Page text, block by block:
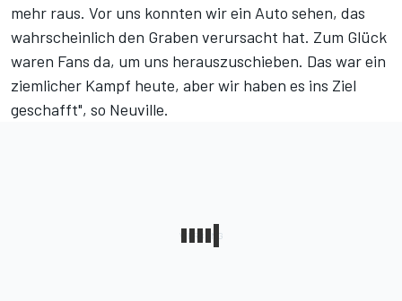
mehr raus. Vor uns konnten wir ein Auto sehen, das
wahrscheinlich den Graben verursacht hat. Zum Glück
waren Fans da, um uns herauszuschieben. Das war ein
ziemlicher Kampf heute, aber wir haben es ins Ziel
geschafft", so Neuville.